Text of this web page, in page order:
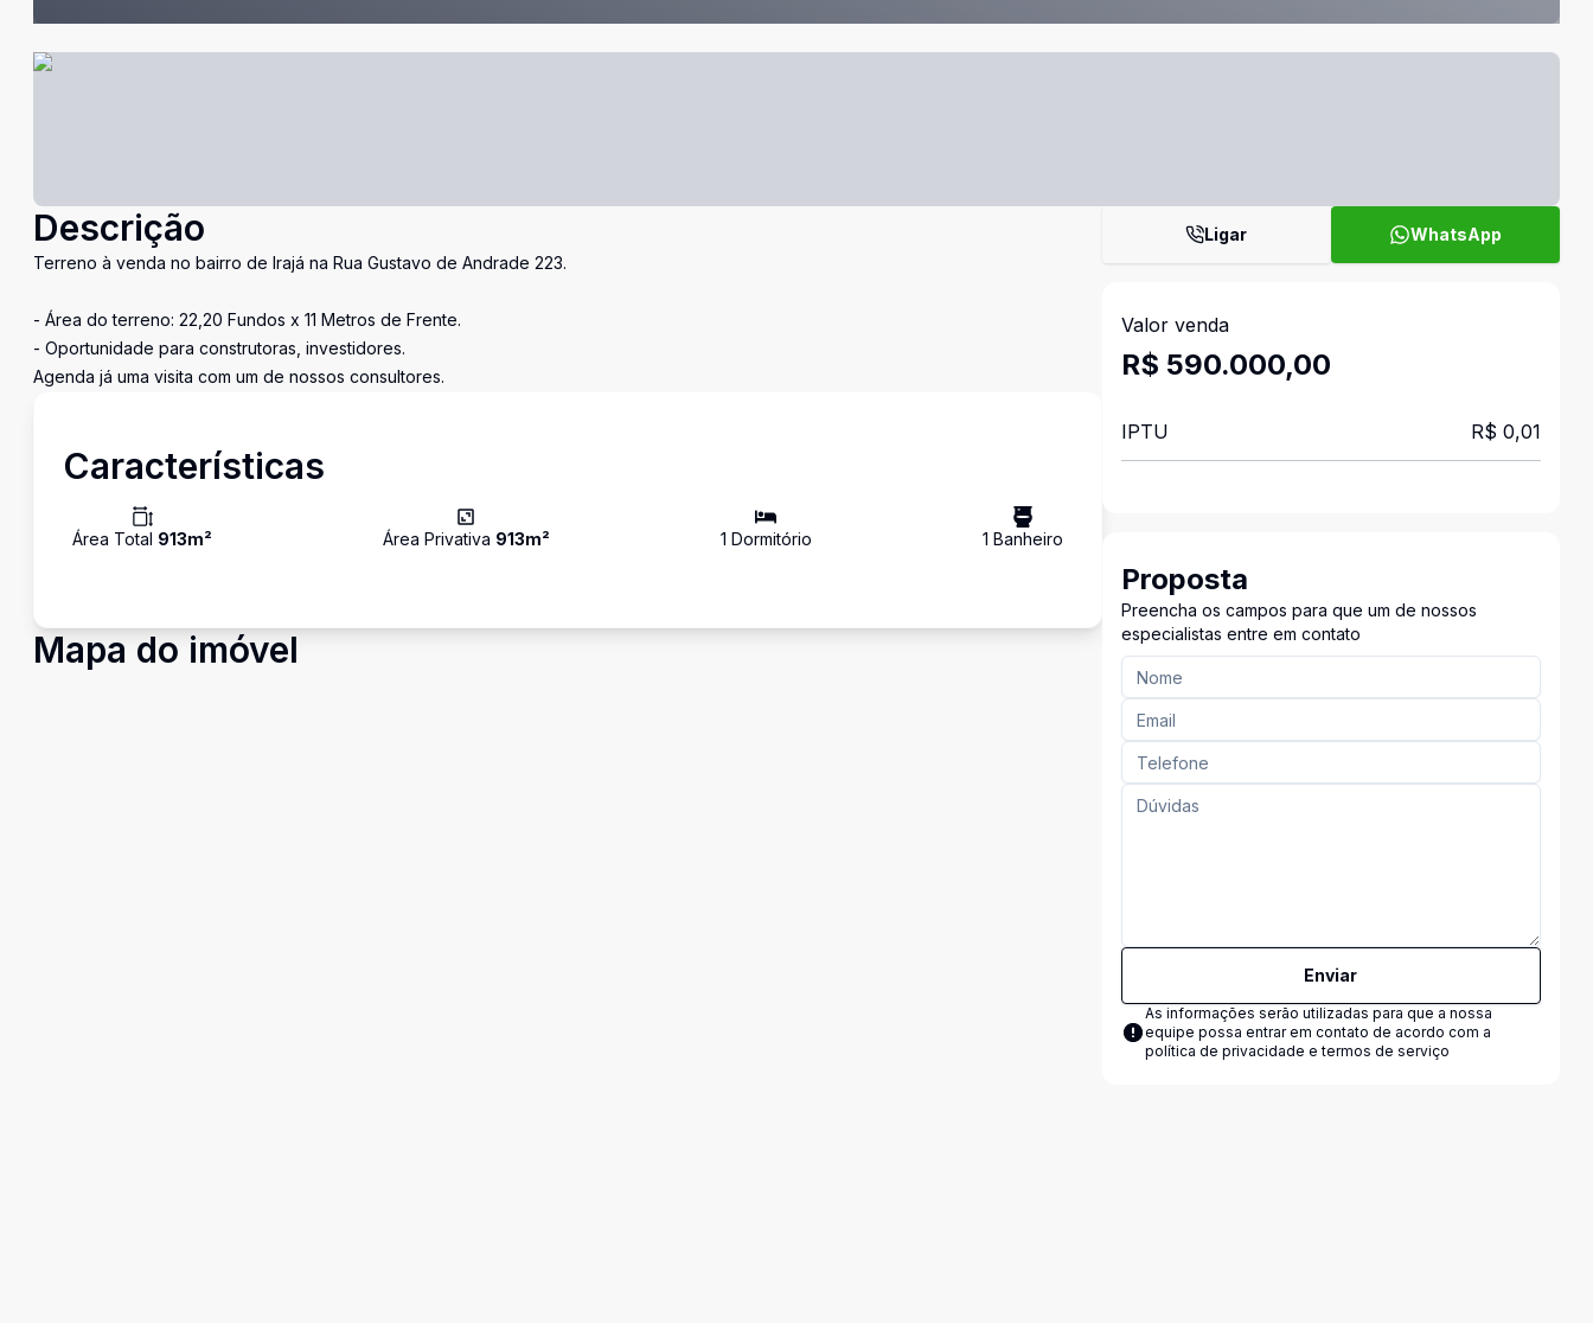
Descrição
Terreno à venda no bairro de Irajá na Rua Gustavo de Andrade 223.
- Área do terreno: 22,20 Fundos x 11 Metros de Frente.
- Oportunidade para construtoras, investidores.
Agenda já uma visita com um de nossos consultores.
Características
Área Total 913m² Área Privativa 913m² 1 Dormitório 1 Banheiro
Mapa do imóvel
Ligar WhatsApp
Valor venda
R$ 590.000,00
IPTU R$ 0,01
Proposta
Preencha os campos para que um de nossos
especialistas entre em contato
Enviar
As informações serão utilizadas para que a nossa
equipe possa entrar em contato de acordo com a
política de privacidade e termos de serviço